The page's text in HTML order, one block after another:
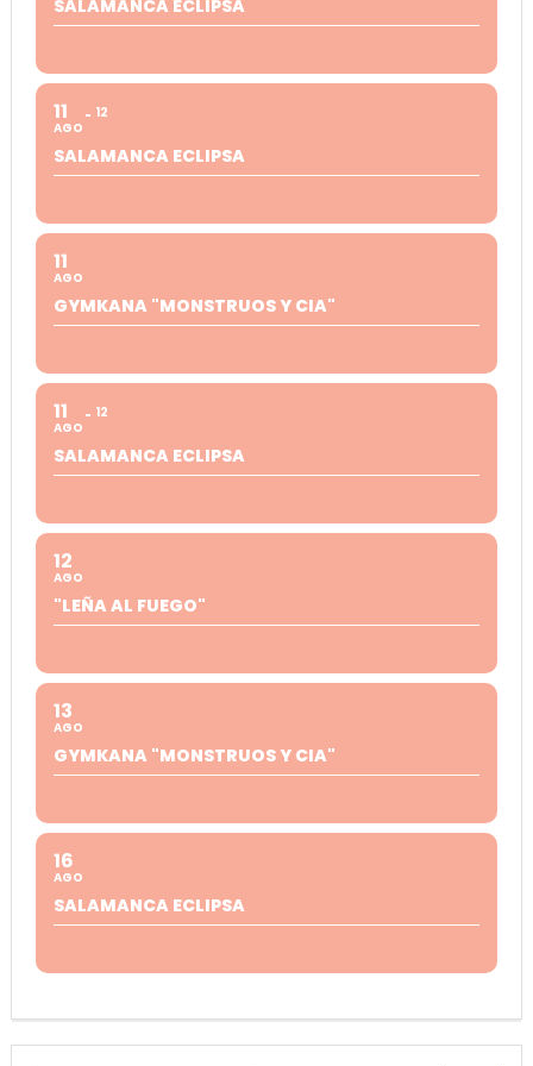
SALAMANCA ECLIPSA
11
AGO
12
SALAMANCA ECLIPSA
11
AGO
GYMKANA "MONSTRUOS Y CIA"
11
AGO
12
SALAMANCA ECLIPSA
12
AGO
"LEÑA AL FUEGO"
13
AGO
GYMKANA "MONSTRUOS Y CIA"
16
AGO
SALAMANCA ECLIPSA